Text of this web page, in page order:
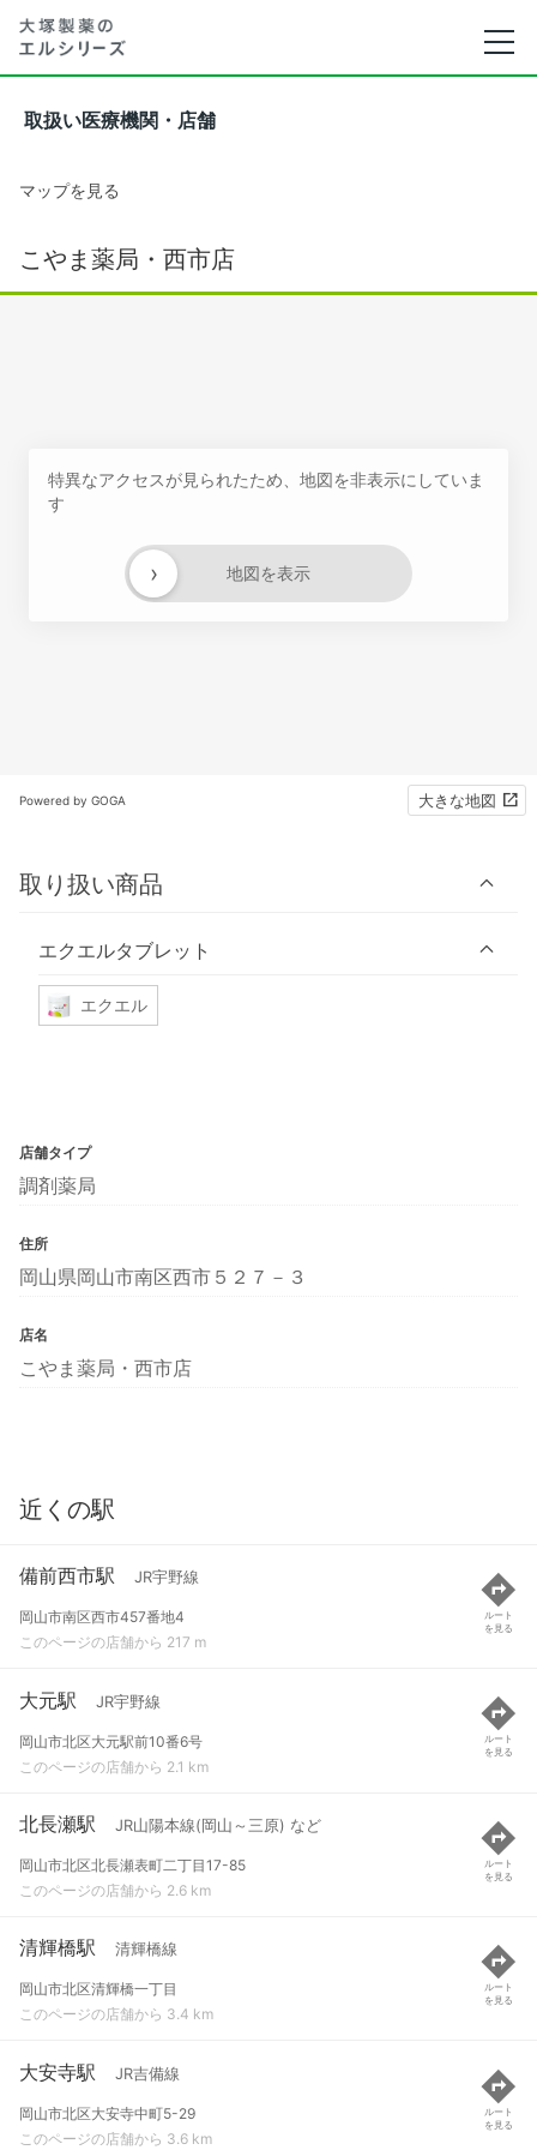
取扱い医療機関・店舗
マップを見る
こやま薬局・西市店
特異なアクセスが見られたため、地図を非表示にしていま
す
地図を表示
›
Powered by GOGA 大きな地図
取り扱い商品
エクエルタブレット
エクエル
店舗タイプ
調剤薬局
住所
岡山県岡山市南区西市５２７－３
店名
こやま薬局・西市店
近くの駅
備前西市駅 JR宇野線
岡山市南区西市457番地4
このページの店舗から 217 m
ルート
を見る
大元駅 JR宇野線
岡山市北区大元駅前10番6号
このページの店舗から 2.1 km
ルート
を見る
北長瀬駅 JR山陽本線(岡山～三原) など
岡山市北区北長瀬表町二丁目17-85
このページの店舗から 2.6 km
ルート
を見る
清輝橋駅 清輝橋線
岡山市北区清輝橋一丁目
このページの店舗から 3.4 km
ルート
を見る
大安寺駅 JR吉備線
岡山市北区大安寺中町5-29
このページの店舗から 3.6 km
ルート
を見る